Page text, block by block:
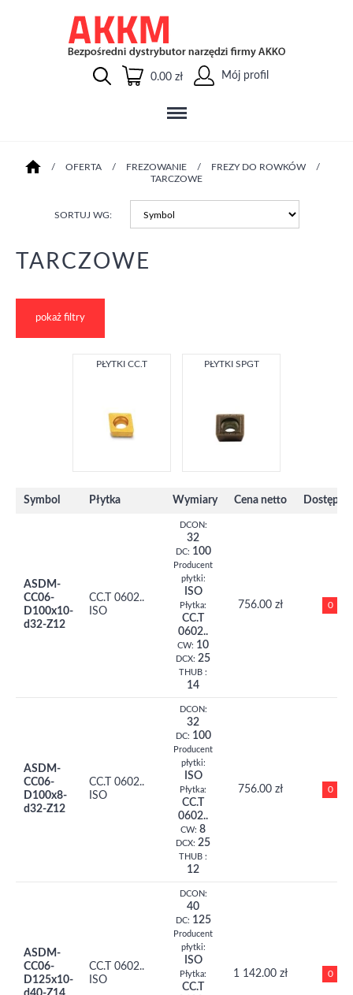
0.00 zł Mój profil
/ OFERTA / FREZOWANIE / FREZY DO ROWKÓW
/
TARCZOWE
SORTUJ WG:
TARCZOWE
pokaż filtry
PŁYTKI CC.T PŁYTKI SPGT
Symbol Płytka Wymiary Cena netto
ASDM-
CC06-
D100x10-
d32-Z12
CC.T 0602..
ISO
DCON:
32
DC: 100
Producent
płytki:
ISO
Płytka:
CC.T
0602..
CW: 10
DCX: 25
THUB :
14
756.00 zł 0
ASDM-
CC06-
D100x8-
d32-Z12
CC.T 0602..
ISO
DCON:
32
DC: 100
Producent
płytki:
ISO
Płytka:
CC.T
0602..
CW: 8
DCX: 25
THUB :
12
756.00 zł 0
ASDM-
CC06-
D125x10-
CC.T 0602..
ISO
DCON:
40
DC: 125
Producent
płytki:
ISO
Płytka:
CC.T
1 142.00 zł 0